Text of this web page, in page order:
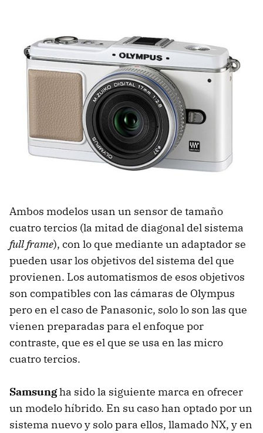
Ambos modelos usan un sensor de tamaño
cuatro tercios (la mitad de diagonal del sistema
full frame), con lo que mediante un adaptador se
pueden usar los objetivos del sistema del que
provienen. Los automatismos de esos objetivos
son compatibles con las cámaras de Olympus
pero en el caso de Panasonic, solo lo son las que
vienen preparadas para el enfoque por
contraste, que es el que se usa en las micro
cuatro tercios.
Samsungha sido la siguiente marca en ofrecer
un modelo híbrido. En su caso han optado por un
sistema nuevo y solo para ellos, llamado NX, y en